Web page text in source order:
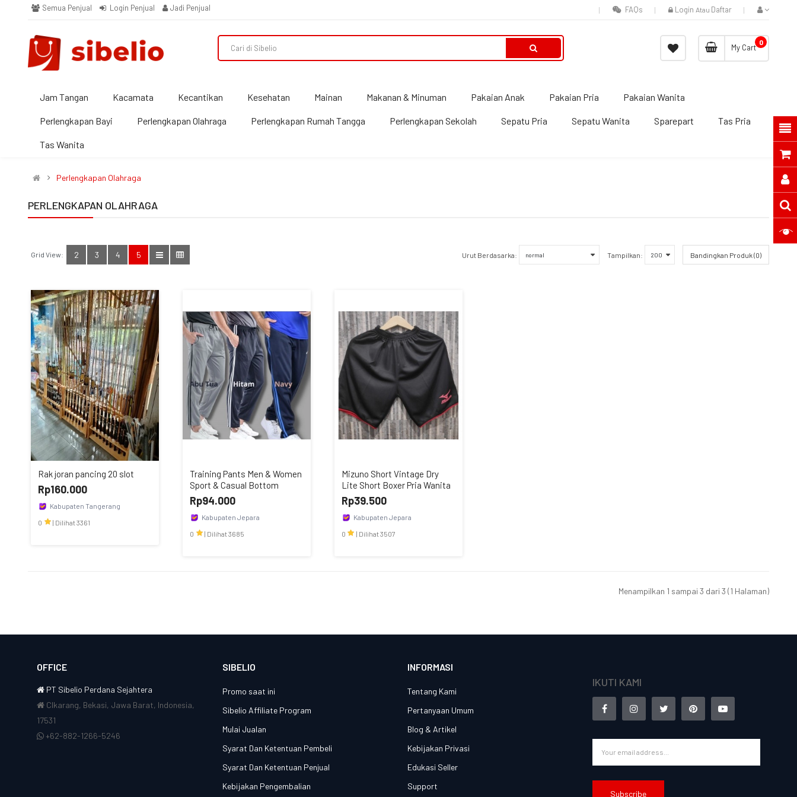
Semua Penjual Login Penjual Jadi Penjual FAQs Login Atau Daftar
My Cart
0
Jam Tangan Kacamata Kecantikan Kesehatan Mainan Makanan & Minuman Pakaian Anak Pakaian Pria Pakaian Wanita
Perlengkapan Bayi Perlengkapan Olahraga Perlengkapan Rumah Tangga Perlengkapan Sekolah Sepatu Pria Sepatu Wanita Sparepart Tas Pria
Tas Wanita
Perlengkapan Olahraga
PERLENGKAPAN OLAHRAGA
Grid View: 2 3 4 5 Urut Berdasarka: Tampilkan: Bandingkan Produk (0)
Rak joran pancing 20 slot
Rp160.000
Kabupaten Tangerang
0 | Dilihat 3361
Training Pants Men & Women
Sport & Casual Bottom
Rp94.000
Kabupaten Jepara
0 | Dilihat 3685
Mizuno Short Vintage Dry
Lite Short Boxer Pria Wanita
Rp39.500
Kabupaten Jepara
0 | Dilihat 3507
Menampilkan 1 sampai 3 dari 3 (1 Halaman)
OFFICE
PT Sibelio Perdana Sejahtera
CIkarang, Bekasi, Jawa Barat, Indonesia,
17531
+62-882-1266-5246
SIBELIO
Promo saat ini
Sibelio Affiliate Program
Mulai Jualan
Syarat Dan Ketentuan Pembeli
Syarat Dan Ketentuan Penjual
Kebijakan Pengembalian
INFORMASI
Tentang Kami
Pertanyaan Umum
Blog & Artikel
Kebijakan Privasi
Edukasi Seller
Support
IKUTI KAMI
Subscribe